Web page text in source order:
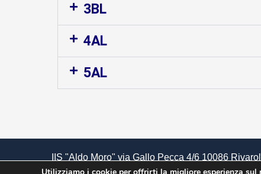
3BL
4AL
5AL
IIS "Aldo Moro" via Gallo Pecca 4/6 10086
85502120018 | Cod. Meccanografico